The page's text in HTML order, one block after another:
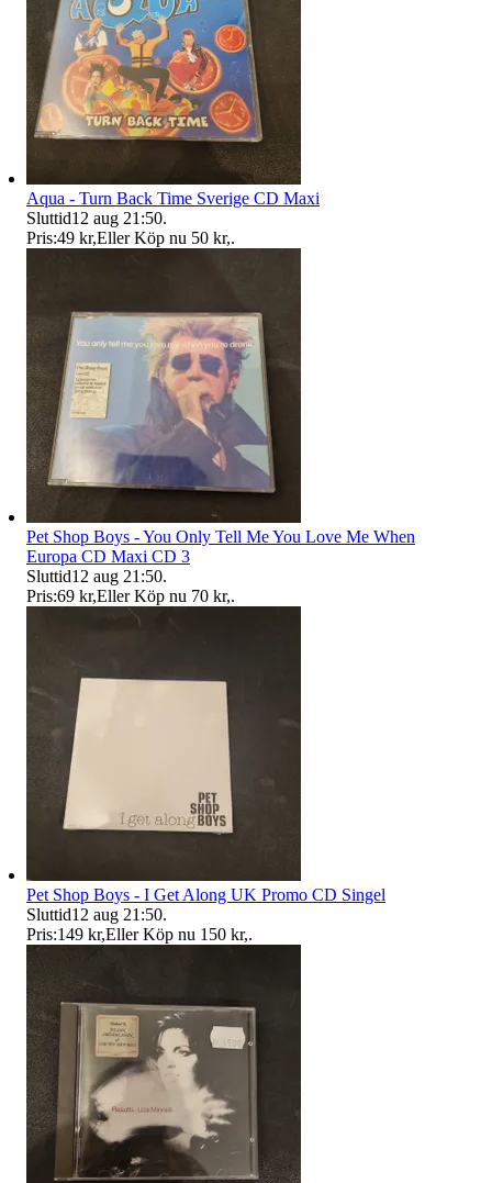
Aqua - Turn Back Time Sverige CD Maxi
Sluttid12 aug 21:50.
Pris:49 kr,Eller Köp nu 50 kr,.
Pet Shop Boys - You Only Tell Me You Love Me When
Europa CD Maxi CD 3
Sluttid12 aug 21:50.
Pris:69 kr,Eller Köp nu 70 kr,.
Pet Shop Boys - I Get Along UK Promo CD Singel
Sluttid12 aug 21:50.
Pris:149 kr,Eller Köp nu 150 kr,.